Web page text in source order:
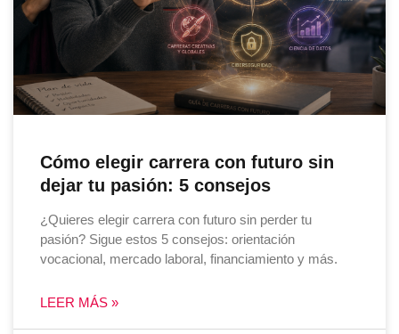
Cómo elegir carrera con futuro sin
dejar tu pasión: 5 consejos
¿Quieres elegir carrera con futuro sin perder tu
pasión? Sigue estos 5 consejos: orientación
vocacional, mercado laboral, financiamiento y más.
LEER MÁS »